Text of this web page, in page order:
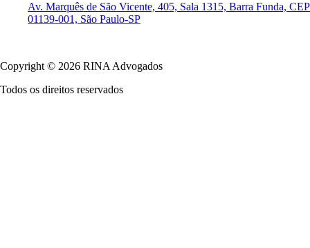
Av. Marquês de São Vicente, 405, Sala 1315, Barra Funda, CEP
01139-001, São Paulo-SP
Copyright © 2026 RINA Advogados
Todos os direitos reservados